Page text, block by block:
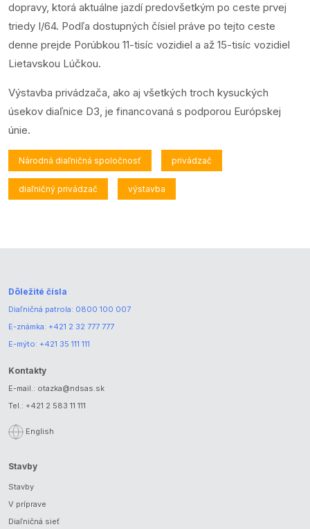
dopravy, ktorá aktuálne jazdí predovšetkým po ceste prvej
triedy I/64. Podľa dostupných čísiel práve po tejto ceste
denne prejde Porúbkou 11-tisíc vozidiel a až 15-tisíc vozidiel
Lietavskou Lúčkou.
Výstavba privádzača, ako aj všetkých troch kysuckých
úsekov diaľnice D3, je financovaná s podporou Európskej
únie.
Národná diaľničná spoločnosť privádzač
diaľničný privádzač výstavba
Dôležité čísla
Diaľničná patrola: 0800 100 007
E-známka: +421 2 32 777 777
E-mýto: +421 35 111 111
Kontakty
E-mail.: otazka@ndsas.sk
Tel.: +421 2 583 11 111
English
Stavby
Stavby
V príprave
Diaľničná sieť